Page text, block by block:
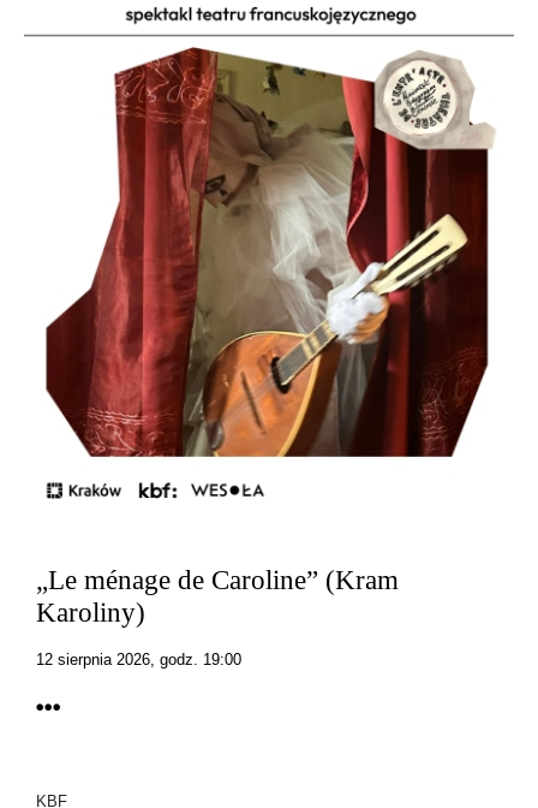
„Le ménage de Caroline” (Kram
Karoliny)
12 sierpnia 2026, godz. 19:00
KBF